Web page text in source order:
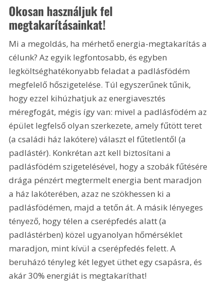
Okosan használjuk fel
megtakarításainkat!
Mi a megoldás, ha mérhető energia-megtakarítás a
célunk? Az egyik legfontosabb, és egyben
legköltséghatékonyabb feladat a padlásfödém
megfelelő hőszigetelése. Túl egyszerűnek tűnik,
hogy ezzel kihúzhatjuk az energiavesztés
méregfogát, mégis így van: mivel a padlásfödém az
épület legfelső olyan szerkezete, amely fűtött teret
(a családi ház lakótere) választ el fűtetlentől (a
padlástér). Konkrétan azt kell biztosítani a
padlásfödém szigetelésével, hogy a szobák fűtésére
drága pénzért megtermelt energia bent maradjon
a ház lakóterében, azaz ne szökhessen ki a
padlásfödémen, majd a tetőn át. A másik lényeges
tényező, hogy télen a cserépfedés alatt (a
padlástérben) közel ugyanolyan hőmérséklet
maradjon, mint kívül a cserépfedés felett. A
beruházó tényleg két legyet üthet egy csapásra, és
akár 30% energiát is megtakaríthat!